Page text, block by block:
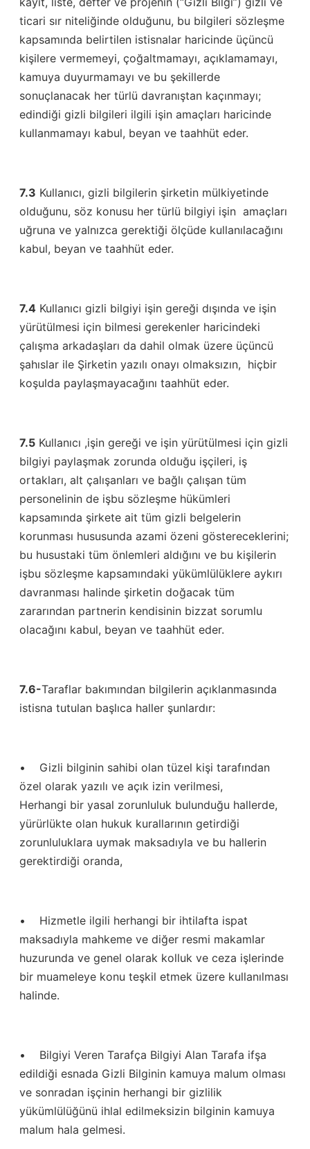
ticari sır niteliğinde olduğunu, bu bilgileri sözleşme
kapsamında belirtilen istisnalar haricinde üçüncü
kişilere vermemeyi, çoğaltmamayı, açıklamamayı,
kamuya duyurmamayı ve bu şekillerde
sonuçlanacak her türlü davranıştan kaçınmayı;
edindiği gizli bilgileri ilgili işin amaçları haricinde
kullanmamayı kabul, beyan ve taahhüt eder.
7.3 Kullanıcı, gizli bilgilerin şirketin mülkiyetinde
olduğunu, söz konusu her türlü bilgiyi işin amaçları
uğruna ve yalnızca gerektiği ölçüde kullanılacağını
kabul, beyan ve taahhüt eder.
7.4 Kullanıcı gizli bilgiyi işin gereği dışında ve işin
yürütülmesi için bilmesi gerekenler haricindeki
çalışma arkadaşları da dahil olmak üzere üçüncü
şahıslar ile Şirketin yazılı onayı olmaksızın, hiçbir
koşulda paylaşmayacağını taahhüt eder.
7.5 Kullanıcı ,işin gereği ve işin yürütülmesi için gizli
bilgiyi paylaşmak zorunda olduğu işçileri, iş
ortakları, alt çalışanları ve bağlı çalışan tüm
personelinin de işbu sözleşme hükümleri
kapsamında şirkete ait tüm gizli belgelerin
korunması hususunda azami özeni göstereceklerini;
bu husustaki tüm önlemleri aldığını ve bu kişilerin
işbu sözleşme kapsamındaki yükümlülüklere aykırı
davranması halinde şirketin doğacak tüm
zararından partnerin kendisinin bizzat sorumlu
olacağını kabul, beyan ve taahhüt eder.
7.6-Taraflar bakımından bilgilerin açıklanmasında
istisna tutulan başlıca haller şunlardır:
• Gizli bilginin sahibi olan tüzel kişi tarafından
özel olarak yazılı ve açık izin verilmesi,
Herhangi bir yasal zorunluluk bulunduğu hallerde,
yürürlükte olan hukuk kurallarının getirdiği
zorunluluklara uymak maksadıyla ve bu hallerin
gerektirdiği oranda,
• Hizmetle ilgili herhangi bir ihtilafta ispat
maksadıyla mahkeme ve diğer resmi makamlar
huzurunda ve genel olarak kolluk ve ceza işlerinde
bir muameleye konu teşkil etmek üzere kullanılması
halinde.
• Bilgiyi Veren Tarafça Bilgiyi Alan Tarafa ifşa
edildiği esnada Gizli Bilginin kamuya malum olması
ve sonradan işçinin herhangi bir gizlilik
yükümlülüğünü ihlal edilmeksizin bilginin kamuya
malum hala gelmesi.